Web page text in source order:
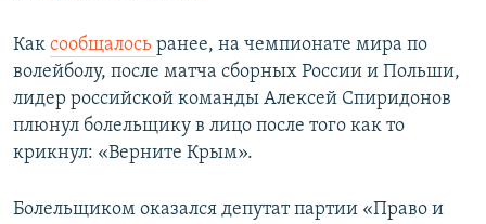
Все сайты RFE/RL
Как сообщалось ранее, на чемпионате мира по
волейболу, после матча сборных России и Польши,
лидер российской команды Алексей Спиридонов
плюнул болельщику в лицо после того как то
крикнул: «Верните Крым».
Болельщиком оказался депутат партии «Право и